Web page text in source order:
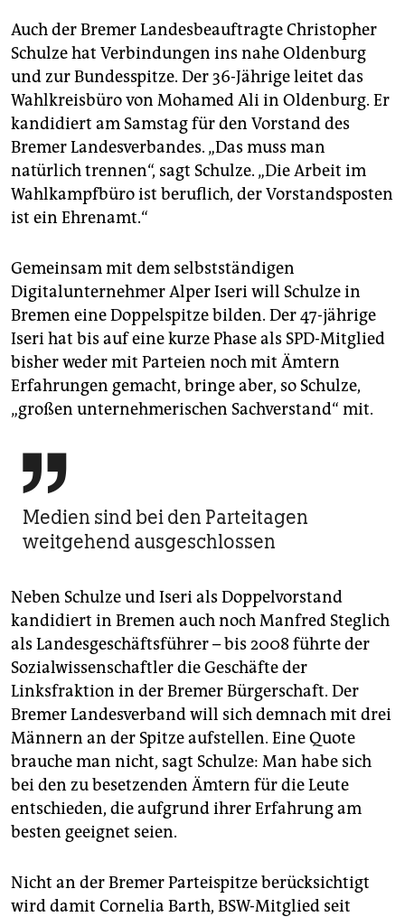
Auch der Bremer Landesbeauftragte Christopher
Schulze hat Verbindungen ins nahe Oldenburg
und zur Bundesspitze. Der 36-Jährige leitet das
Wahlkreisbüro von Mohamed Ali in Oldenburg. Er
kandidiert am Samstag für den Vorstand des
Bremer Landesverbandes. „Das muss man
natürlich trennen“, sagt Schulze. „Die Arbeit im
Wahlkampfbüro ist beruflich, der Vorstandsposten
ist ein Ehrenamt.“
Gemeinsam mit dem selbstständigen
Digitalunternehmer Alper Iseri will Schulze in
Bremen eine Doppelspitze bilden. Der 47-jährige
Iseri hat bis auf eine kurze Phase als SPD-Mitglied
bisher weder mit Parteien noch mit Ämtern
Erfahrungen gemacht, bringe aber, so Schulze,
„großen unternehmerischen Sachverstand“ mit.

Medien sind bei den Parteitagen
weitgehend ausgeschlossen
Neben Schulze und Iseri als Doppelvorstand
kandidiert in Bremen auch noch Manfred Steglich
als Landesgeschäftsführer – bis 2008 führte der
Sozialwissenschaftler die Geschäfte der
Linksfraktion in der Bremer Bürgerschaft. Der
Bremer Landesverband will sich demnach mit drei
Männern an der Spitze aufstellen. Eine Quote
brauche man nicht, sagt Schulze: Man habe sich
bei den zu besetzenden Ämtern für die Leute
entschieden, die aufgrund ihrer Erfahrung am
besten geeignet seien.
Nicht an der Bremer Parteispitze berücksichtigt
wird damit Cornelia Barth, BSW-Mitglied seit